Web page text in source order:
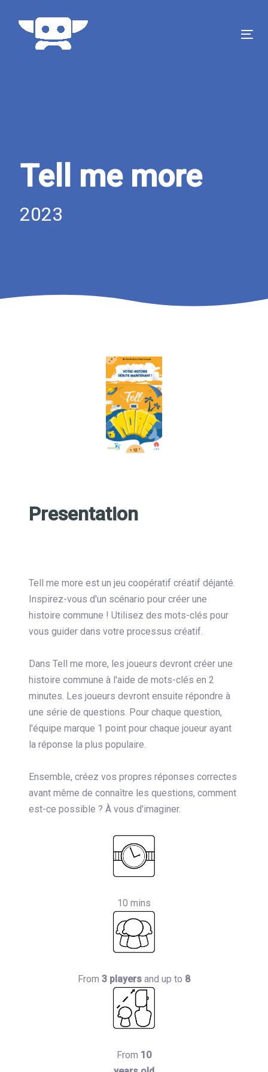
links
Tell me more
2023
Presentation
Tell me more est un jeu coopératif créatif déjanté.
Inspirez-vous d'un scénario pour créer une
histoire commune ! Utilisez des mots-clés pour
vous guider dans votre processus créatif.
Dans Tell me more, les joueurs devront créer une
histoire commune à l'aide de mots-clés en 2
minutes. Les joueurs devront ensuite répondre à
une série de questions. Pour chaque question,
l'équipe marque 1 point pour chaque joueur ayant
la réponse la plus populaire.
Ensemble, créez vos propres réponses correctes
avant même de connaître les questions, comment
est-ce possible ? À vous d'imaginer.
10 mins
From 3 players and up to 8
From 10